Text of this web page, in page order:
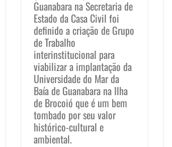
Guanabara na Secretaria de
Estado da Casa Civil foi
definido a criação de Grupo
de Trabalho
interinstitucional para
viabilizar a implantação da
Universidade do Mar da
Baía de Guanabara na Ilha
de Brocoió que é um bem
tombado por seu valor
histórico-cultural e
ambiental.